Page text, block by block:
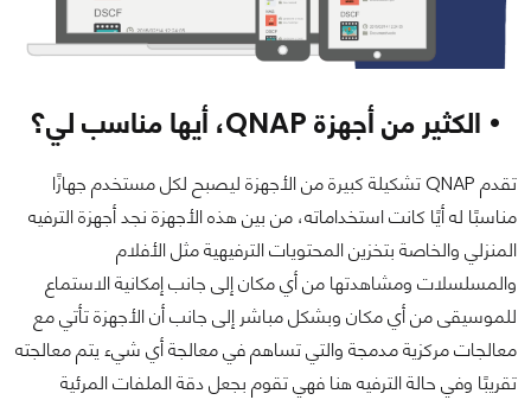
• الكثير من أجهزة QNAP، أيها مناسب لي؟
تقدم QNAP تشكيلة كبيرة من الأجهزة ليصبح لكل مستخدم جهازًا
مناسبًا له أيًا كانت استخداماته، من بين هذه الأجهزة نجد أجهزة الترفيه
المنزلي والخاصة بتخزين المحتويات الترفيهية مثل الأفلام
والمسلسلات ومشاهدتها من أي مكان إلى جانب إمكانية الاستماع
للموسيقى من أي مكان وبشكل مباشر إلى جانب أن الأجهزة تأتي مع
معالجات مركزية مدمجة والتي تساهم في معالجة أي شيء يتم معالجته
تقريبًا وفي حالة الترفيه هنا فهي تقوم بجعل دقة الملفات المرئية